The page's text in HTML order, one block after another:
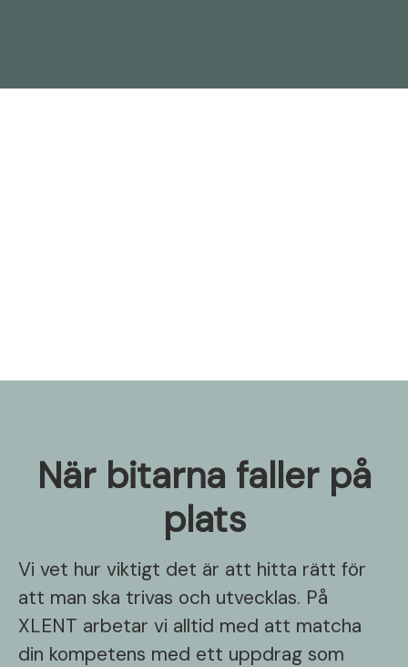
När bitarna faller på
plats
Vi vet hur viktigt det är att hitta rätt för
att man ska trivas och utvecklas. På
XLENT arbetar vi alltid med att matcha
din kompetens med ett uppdrag som